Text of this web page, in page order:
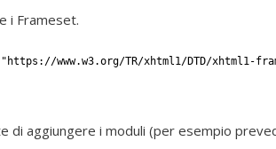
i Frameset.
"https://www.w3.org/TR/xhtml1/DTD/xhtml1-
di aggiungere i moduli (per esempio